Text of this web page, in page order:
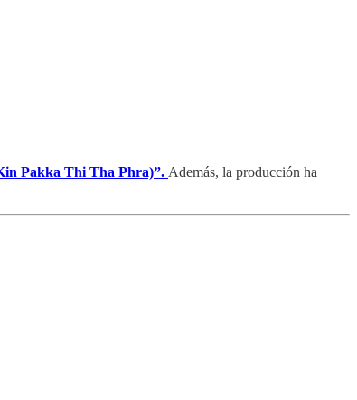
Pakka Thi Tha Phra)”. Además, la producción ha